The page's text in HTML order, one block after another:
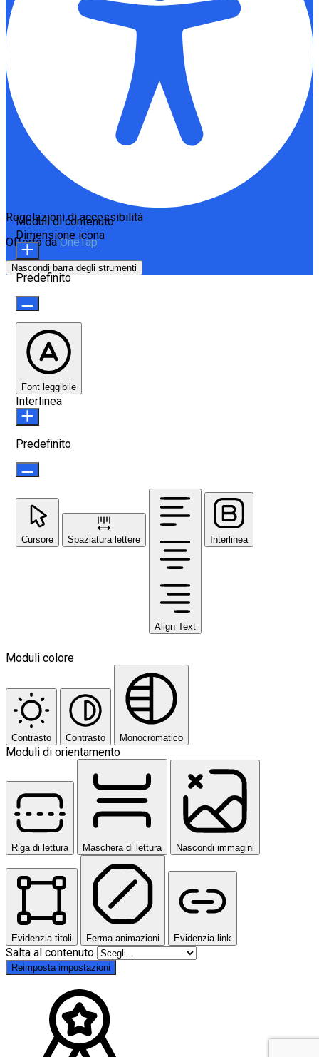
Regolazioni di accessibilità
Offerto daOneTap
Nascondi barra degli strumenti
Moduli di contenuto
Dimensione icona
Predefinito
Font leggibile
Interlinea
Predefinito
Cursore Spaziatura lettere
Align Text
Interlinea
Moduli colore
Contrasto Contrasto Monocromatico
Moduli di orientamento
Riga di lettura Maschera di lettura Nascondi immagini
Evidenzia titoli Ferma animazioni Evidenzia link
Salta al contenuto
Reimposta impostazioni